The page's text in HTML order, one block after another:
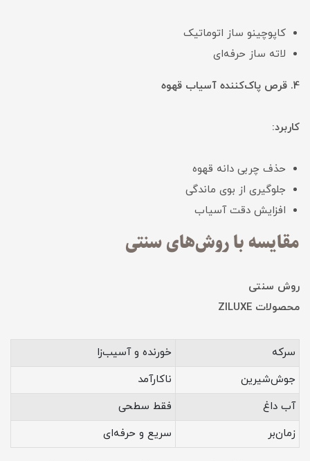
کاپوچینو ساز اتوماتیک
لاته ساز حرفه‌ای
4. قرص پاک‌کننده آسیاب قهوه
کاربرد:
حذف چربی دانه قهوه
جلوگیری از بوی ماندگی
افزایش دقت آسیاب
مقایسه با روش‌های سنتی
روش سنتی
محصولات ZILUXE
سرکه
خورنده و آسیب‌زا
جوش‌شیرین
ناکارآمد
آب داغ
فقط سطحی
زمان‌بر
سریع و حرفه‌ای